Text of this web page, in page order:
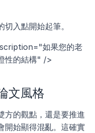
入點開始起筆。
如果您的老
性的結構" />
文風格
方的觀點，還是要推進
開始顯得混亂。這確實